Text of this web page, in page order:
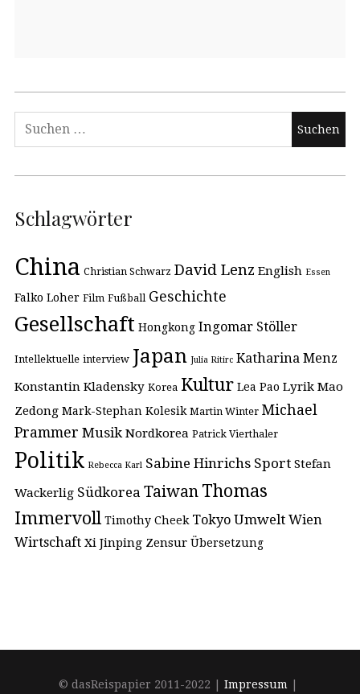
Schlagwörter
China Christian Schwarz David Lenz English Essen
Falko Loher Film Fußball Geschichte
Gesellschaft Hongkong Ingomar Stöller
Intellektuelle interview Japan Julia Ritirc Katharina Menz
Konstantin Kladensky Korea Kultur Lea Pao Lyrik Mao
Zedong Mark-Stephan Kolesik Martin Winter Michael
Prammer Musik Nordkorea Patrick Vierthaler
Politik Rebecca Karl Sabine Hinrichs Sport Stefan
Wackerlig Südkorea Taiwan Thomas
Immervoll Timothy Cheek Tokyo Umwelt Wien
Wirtschaft Xi Jinping Zensur Übersetzung
© dasReispapier 2011-2022 | Impressum|